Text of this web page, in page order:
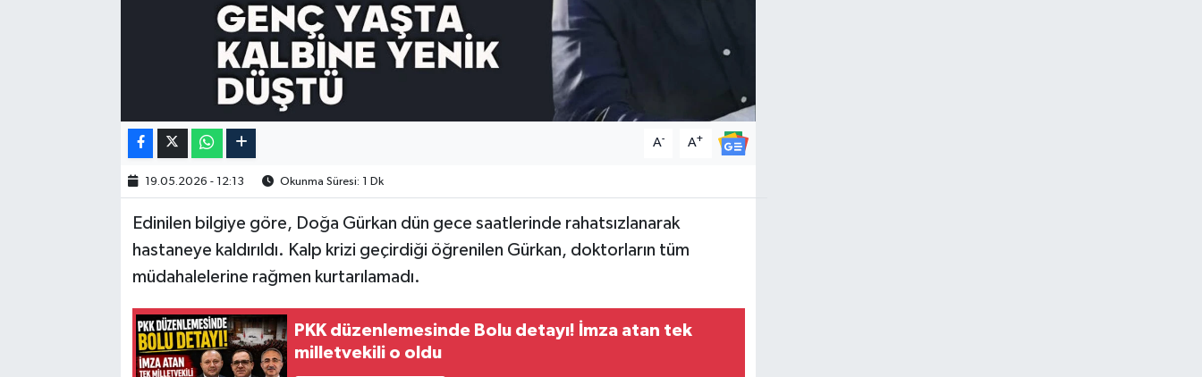
A- A+
19.05.2026 - 12:13 Okunma Süresi: 1 Dk
Edinilen bilgiye göre, Doğa Gürkan dün gece saatlerinde rahatsızlanarak
hastaneye kaldırıldı. Kalp krizi geçirdiği öğrenilen Gürkan, doktorların tüm
müdahalelerine rağmen kurtarılamadı.
PKK düzenlemesinde Bolu detayı! İmza atan tek
milletvekili o oldu